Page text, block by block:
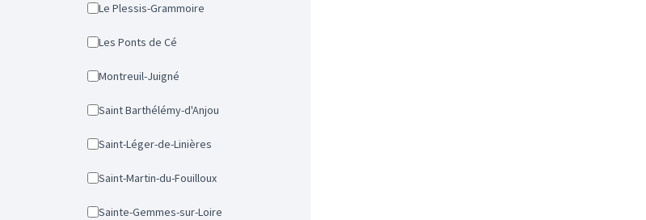
Le Plessis-Grammoire
Les Ponts de Cé
Montreuil-Juigné
Saint Barthélémy-d'Anjou
Saint-Léger-de-Linières
Saint-Martin-du-Fouilloux
Sainte-Gemmes-sur-Loire